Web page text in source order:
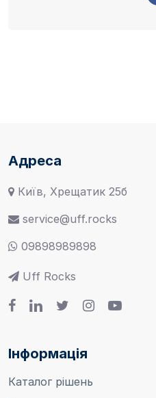
Адреса
Київ, Хрещатик 25б
service@uff.rocks
09898989898
Uff Rocks
Інформація
Каталог рішень